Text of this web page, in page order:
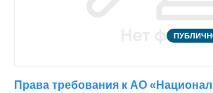
Права требования к АО